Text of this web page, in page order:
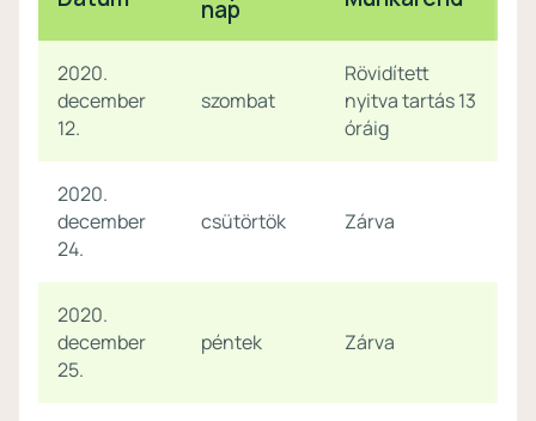
nap
2020.
december
12.
szombat
Rövidített
nyitva tartás 13
óráig
2020.
december
24.
csütörtök Zárva
2020.
december
25.
péntek Zárva